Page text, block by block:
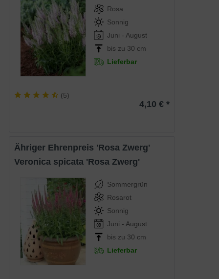
Rosa
Sonnig
Juni - August
bis zu 30 cm
Lieferbar
(5)
4,10 € *
Ähriger Ehrenpreis 'Rosa Zwerg'
Veronica spicata 'Rosa Zwerg'
Sommergrün
Rosarot
Sonnig
Juni - August
bis zu 30 cm
Lieferbar